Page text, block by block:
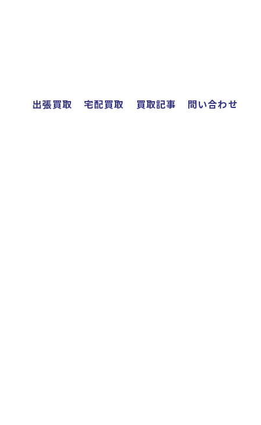
出張買取 宅配買取 買取記事 問い合わせ